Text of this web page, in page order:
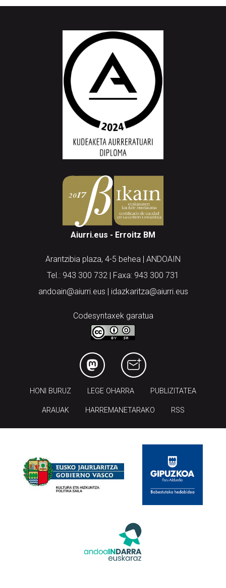
Aiurri.eus - Erroitz BM
Arantzibia plaza, 4-5 behea | ANDOAIN
Tel.: 943 300 732 | Faxa: 943 300 731
andoain@aiurri.eus | idazkaritza@aiurri.eus
Codesyntaxek garatua
HONI BURUZ LEGE OHARRA PUBLIZITATEA
ARAUAK HARREMANETARAKO RSS